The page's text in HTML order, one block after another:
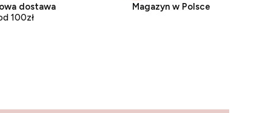
dostawa
100zł
Magazyn w Polsce